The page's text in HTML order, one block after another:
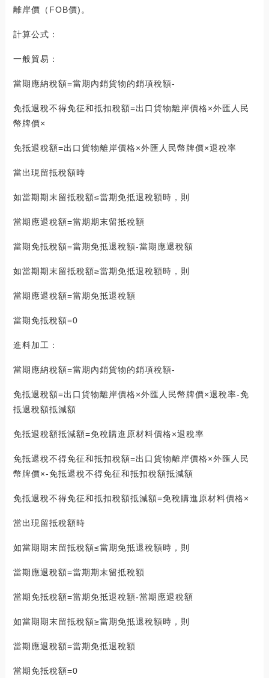
離岸價（FOB價)。
計算公式：
一般貿易：
當期應納稅額=當期內銷貨物的銷項稅額-
免抵退稅不得免征和抵扣稅額=出口貨物離岸價格×外匯人民
幣牌價×
免抵退稅額=出口貨物離岸價格×外匯人民幣牌價×退稅率
當出現留抵稅額時
如當期期末留抵稅額≤當期免抵退稅額時，則
當期應退稅額=當期期末留抵稅額
當期免抵稅額=當期免抵退稅額-當期應退稅額
如當期期末留抵稅額≥當期免抵退稅額時，則
當期應退稅額=當期免抵退稅額
當期免抵稅額=0
進料加工：
當期應納稅額=當期內銷貨物的銷項稅額-
免抵退稅額=出口貨物離岸價格×外匯人民幣牌價×退稅率-免
抵退稅額抵減額
免抵退稅額抵減額=免稅購進原材料價格×退稅率
免抵退稅不得免征和抵扣稅額=出口貨物離岸價格×外匯人民
幣牌價×-免抵退稅不得免征和抵扣稅額抵減額
免抵退稅不得免征和抵扣稅額抵減額=免稅購進原材料價格×
當出現留抵稅額時
如當期期末留抵稅額≤當期免抵退稅額時，則
當期應退稅額=當期期末留抵稅額
當期免抵稅額=當期免抵退稅額-當期應退稅額
如當期期末留抵稅額≥當期免抵退稅額時，則
當期應退稅額=當期免抵退稅額
當期免抵稅額=0